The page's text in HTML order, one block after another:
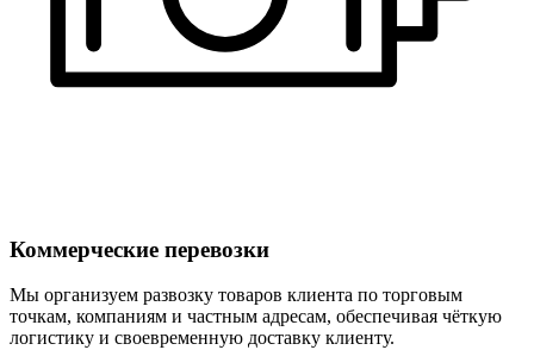
Коммерческие перевозки
Мы организуем развозку товаров клиента по торговым
точкам, компаниям и частным адресам, обеспечивая чёткую
логистику и своевременную доставку клиенту.